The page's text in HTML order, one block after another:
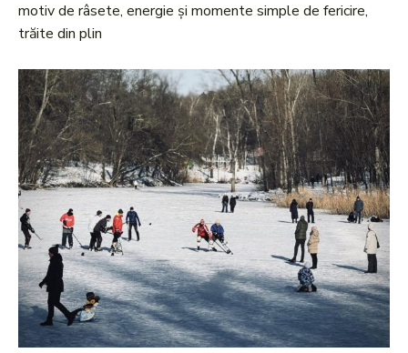
motiv de râsete, energie și momente simple de fericire,
trăite din plin